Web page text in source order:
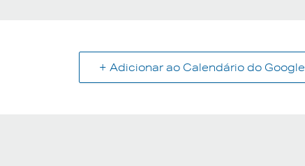
+ Adicionar ao Calendário do Google